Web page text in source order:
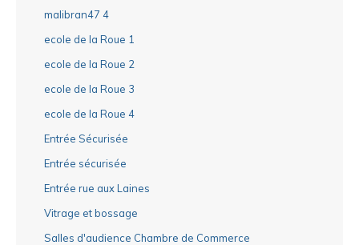
malibran47 4
ecole de la Roue 1
ecole de la Roue 2
ecole de la Roue 3
ecole de la Roue 4
Entrée Sécurisée
Entrée sécurisée
Entrée rue aux Laines
Vitrage et bossage
Salles d'audience Chambre de Commerce